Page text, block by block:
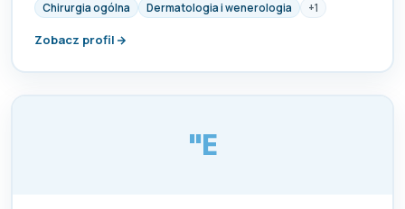
Chirurgia ogólna Dermatologia i wenerologia +1
Zobacz profil
"E